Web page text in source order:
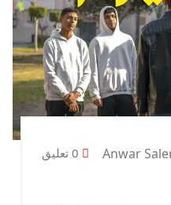
Anwar 0 تعليق